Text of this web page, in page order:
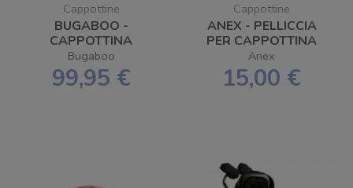
Cappottine
BUGABOO -
CAPPOTTINA
BREEZY BUGABOO
DONKEY
Bugaboo
99,95 €
Cappottine
ANEX - PELLICCIA
PER CAPPOTTINA
Anex
15,00 €